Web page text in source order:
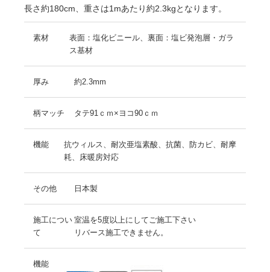
長さ約180cm、重さは1mあたり約2.3kgとなります。
素材
表面：塩化ビニール、裏面：塩ビ発泡層・ガラ
ス基材
厚み 約2.3mm
柄マッチ タテ91ｃｍ×ヨコ90ｃｍ
機能
抗ウィルス、耐次亜塩素酸、抗菌、防カビ、耐摩
耗、床暖房対応
その他 日本製
施工につい
て
室温を5度以上にしてご施工下さい
リバース施工できません。
機能